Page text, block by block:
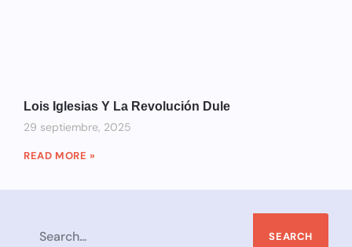
Lois Iglesias Y La Revolución Dule
29 septiembre, 2025
READ MORE »
SEARCH